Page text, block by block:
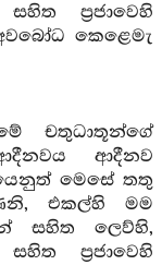
ප්‍රජාවෙහි
කෙළෙමැ
චතුධාතූන්ගේ
ආදීනව
මෙසේ තතු
එකල්හි මම
සහිත ලෙව්හි,
ප්‍රජාවෙහි